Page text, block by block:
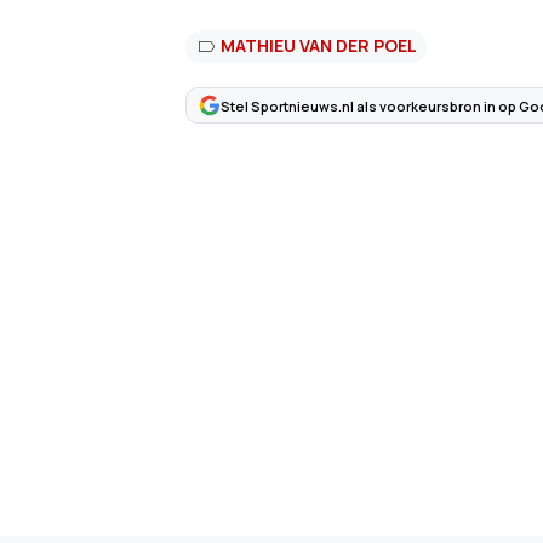
MATHIEU VAN DER POEL
Stel Sportnieuws.nl als voorkeursbron in op